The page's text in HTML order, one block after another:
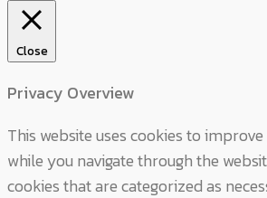
Close
Privacy Overview
This website uses cookies to
while you navigate through the
cookies that are categorized as